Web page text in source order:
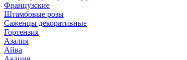
Французские
Штамбовые розы
Саженцы декоративные
Гортензия
Азалия
Айва